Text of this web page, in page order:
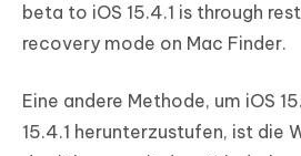
beta to iOS 15.4.1 is through
recovery mode on Mac Finder.
Eine andere Methode, um iOS
15.4.1 herunterzustufen, ist die